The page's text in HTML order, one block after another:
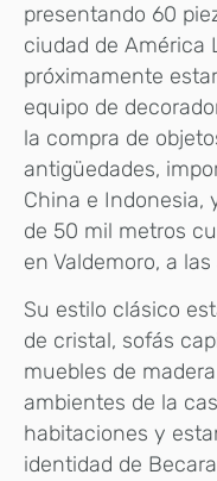
presentando 60
ciudad de América
próximamente
equipo de
la compra de
antigüedades,
China e Indonesia,
de 50 mil metros
en Valdemoro, a
Su estilo clásico
de cristal, sofás
muebles de
ambientes de la
habitaciones y
identidad de